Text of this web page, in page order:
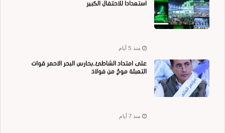
استعدادا للاحتفال الكبير
منذ 5 أيام
على امتداد الشاطئ..بحارس البحر الاحمر قوات
التعبئة موجٌ من فولاذ
منذ 7 أيام